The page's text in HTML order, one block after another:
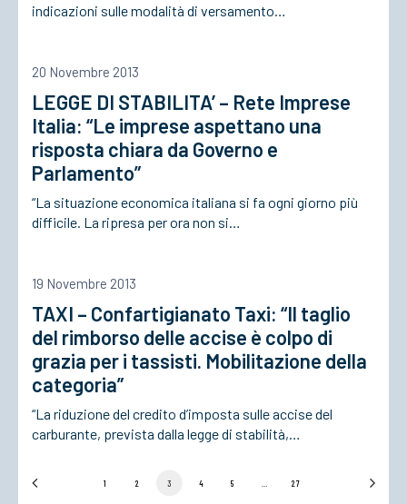
indicazioni sulle modalità di versamento…
20 Novembre 2013
LEGGE DI STABILITA’ – Rete Imprese
Italia: “Le imprese aspettano una
risposta chiara da Governo e
Parlamento”
“La situazione economica italiana si fa ogni giorno più
difficile. La ripresa per ora non si…
19 Novembre 2013
TAXI – Confartigianato Taxi: “Il taglio
del rimborso delle accise è colpo di
grazia per i tassisti. Mobilitazione della
categoria”
“La riduzione del credito d’imposta sulle accise del
carburante, prevista dalla legge di stabilità,…
1 2 3 4 5 27